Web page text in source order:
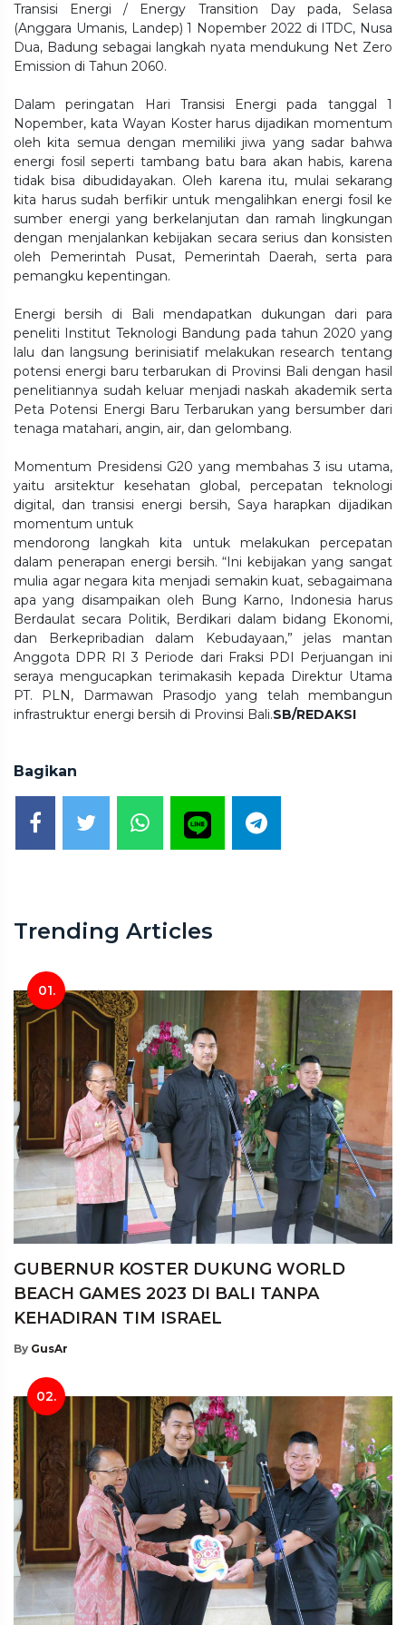
Transisi Energi / Energy Transition Day pada, Selasa
(Anggara Umanis, Landep) 1 Nopember 2022 di ITDC, Nusa
Dua, Badung sebagai langkah nyata mendukung Net Zero
Emission di Tahun 2060.
Dalam peringatan Hari Transisi Energi pada tanggal 1
Nopember, kata Wayan Koster harus dijadikan momentum
oleh kita semua dengan memiliki jiwa yang sadar bahwa
energi fosil seperti tambang batu bara akan habis, karena
tidak bisa dibudidayakan. Oleh karena itu, mulai sekarang
kita harus sudah berfikir untuk mengalihkan energi fosil ke
sumber energi yang berkelanjutan dan ramah lingkungan
dengan menjalankan kebijakan secara serius dan konsisten
oleh Pemerintah Pusat, Pemerintah Daerah, serta para
pemangku kepentingan.
Energi bersih di Bali mendapatkan dukungan dari para
peneliti Institut Teknologi Bandung pada tahun 2020 yang
lalu dan langsung berinisiatif melakukan research tentang
potensi energi baru terbarukan di Provinsi Bali dengan hasil
penelitiannya sudah keluar menjadi naskah akademik serta
Peta Potensi Energi Baru Terbarukan yang bersumber dari
tenaga matahari, angin, air, dan gelombang.
Momentum Presidensi G20 yang membahas 3 isu utama,
yaitu arsitektur kesehatan global, percepatan teknologi
digital, dan transisi energi bersih, Saya harapkan dijadikan
momentum untuk
mendorong langkah kita untuk melakukan percepatan
dalam penerapan energi bersih. “Ini kebijakan yang sangat
mulia agar negara kita menjadi semakin kuat, sebagaimana
apa yang disampaikan oleh Bung Karno, Indonesia harus
Berdaulat secara Politik, Berdikari dalam bidang Ekonomi,
dan Berkepribadian dalam Kebudayaan,” jelas mantan
Anggota DPR RI 3 Periode dari Fraksi PDI Perjuangan ini
seraya mengucapkan terimakasih kepada Direktur Utama
PT. PLN, Darmawan Prasodjo yang telah membangun
infrastruktur energi bersih di Provinsi Bali.SB/REDAKSI
Bagikan
Trending Articles
01.
GUBERNUR KOSTER DUKUNG WORLD
BEACH GAMES 2023 DI BALI TANPA
KEHADIRAN TIM ISRAEL
By GusAr
02.